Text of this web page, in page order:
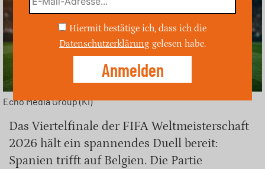
Echo Media Group (KI)
Das Viertelfinale der FIFA Weltmeisterschaft
2026 hält ein spannendes Duell bereit:
Spanien trifft auf Belgien. Die Partie
Hiermit bestätige ich, dass ich die
Datenschutzerklärung gelesen habe.